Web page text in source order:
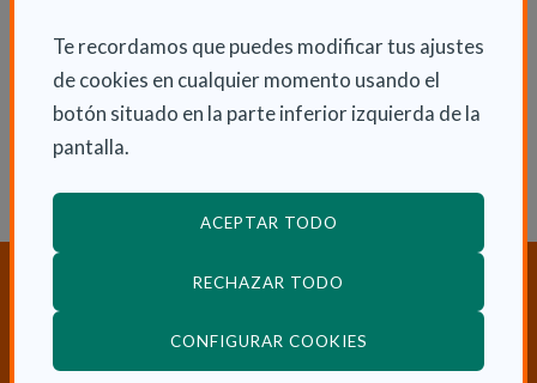
Te recordamos que puedes modificar tus ajustes
de cookies en cualquier momento usando el
botón situado en la parte inferior izquierda de la
pantalla.
ACEPTAR TODO
RECHAZAR TODO
CONFIGURAR COOKIES
Lun 4 Mayo 2020
Actualidad
¿Necesitas orientación sobre
Dependencia y Discapacidad?